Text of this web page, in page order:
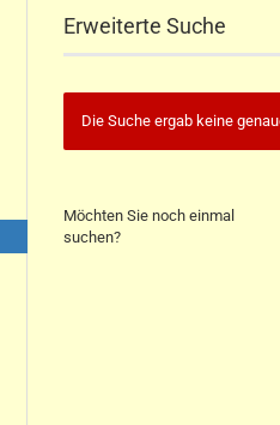
Erweiterte Suche
Die Suche ergab keine
Möchten Sie noch einmal
suchen?